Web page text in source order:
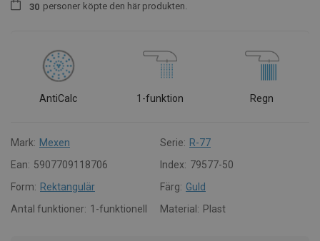
30 personer köpte den här produkten.
AntiCalc 1-funktion Regn
Mark: Mexen Serie: R-77
Ean: 5907709118706 Index: 79577-50
Form: Rektangulär Färg: Guld
Antal funktioner: 1-funktionell Material: Plast